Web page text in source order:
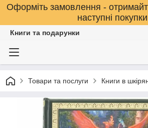
Оформіть замовлення -
наступні покупки
Книги та подарунки
Товари та послуги Книги в